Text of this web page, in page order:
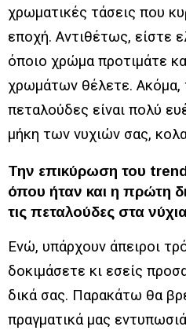
χρωματικές τάσεις που
εποχή. Αντιθέτως, είστε
όποιο χρώμα προτιμάτε
χρωμάτων θέλετε. Ακόμα,
πεταλούδες είναι πολύ
μήκη των νυχιών σας,
Την επικύρωση του
όπου ήταν και η πρώτη
τις πεταλούδες στα
Ενώ, υπάρχουν άπειροι
δοκιμάσετε κι εσείς
δικά σας. Παρακάτω θα
πραγματικά μας